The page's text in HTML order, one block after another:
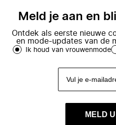
Meld je aan en
Ontdek als eerste nieuwe
en mode-updates van de
Ik houd van vrouwenmode
MELD